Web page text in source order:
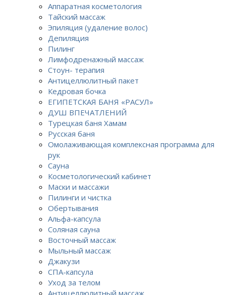
Аппаратная косметология
Тайский массаж
Эпиляция (удаление волос)
Депиляция
Пилинг
Лимфодренажный массаж
Стоун- терапия
Антицеллюлитный пакет
Кедровая бочка
ЕГИПЕТСКАЯ БАНЯ «РАСУЛ»
ДУШ ВПЕЧАТЛЕНИЙ
Турецкая баня Хамам
Русская баня
Омолаживающая комплексная программа для
рук
Сауна
Косметологический кабинет
Маски и массажи
Пилинги и чистка
Обертывания
Альфа-капсула
Соляная сауна
Восточный массаж
Мыльный массаж
Джакузи
СПА-капсула
Уход за телом
Антицеллюлитный массаж